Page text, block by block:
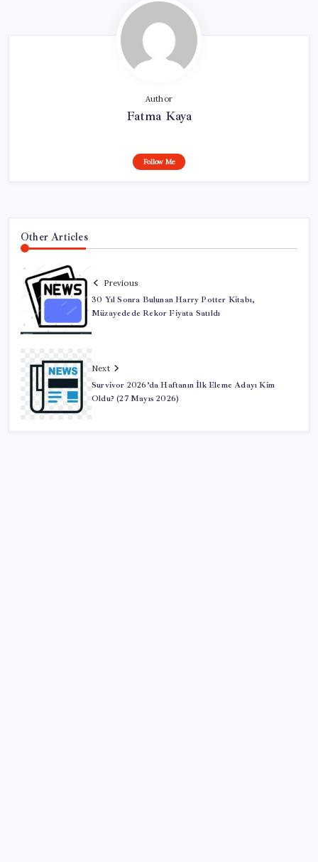
Author
Fatma Kaya
Follow Me
Other Articles
Previous
30 Yıl Sonra Bulunan Harry Potter Kitabı,
Müzayedede Rekor Fiyata Satıldı
Next
Survivor 2026’da Haftanın İlk Eleme Adayı Kim
Oldu? (27 Mayıs 2026)